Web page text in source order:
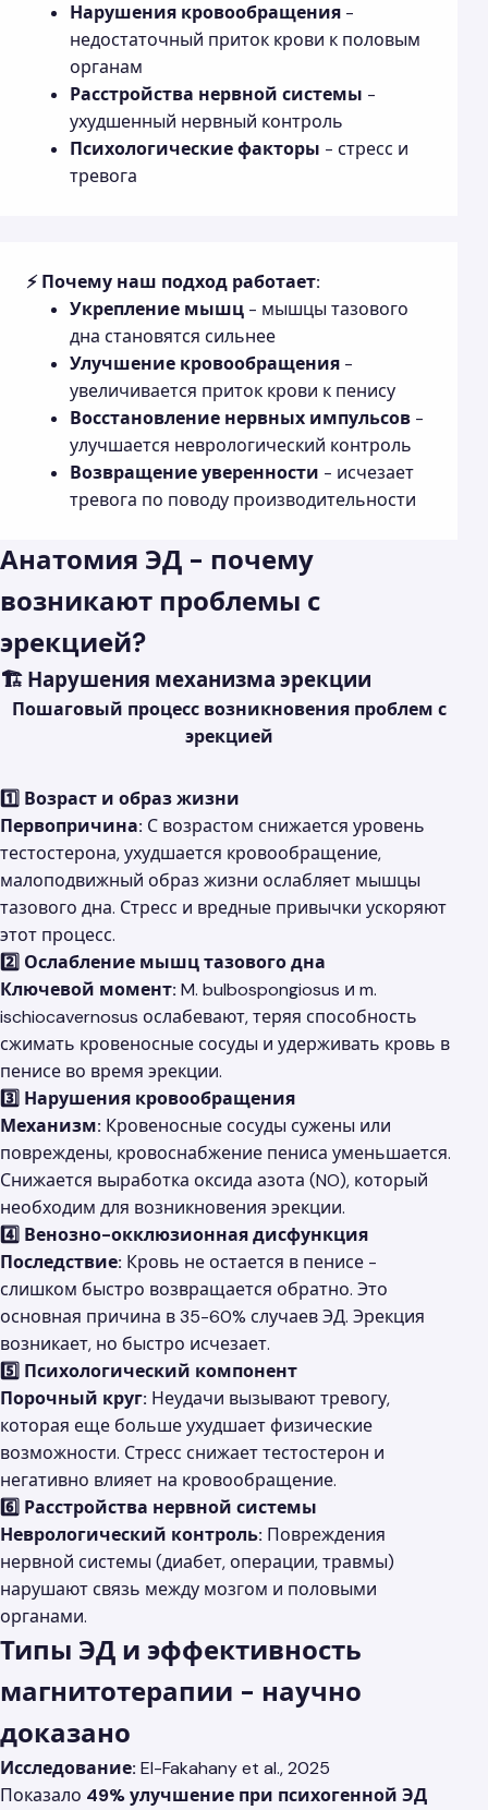
Нарушения кровообращения -
недостаточный приток крови к половым
органам
Расстройства нервной системы -
ухудшенный нервный контроль
Психологические факторы - стресс и
тревога
⚡ Почему наш подход работает:
Укрепление мышц - мышцы тазового
дна становятся сильнее
Улучшение кровообращения -
увеличивается приток крови к пенису
Восстановление нервных импульсов -
улучшается неврологический контроль
Возвращение уверенности - исчезает
тревога по поводу производительности
Анатомия ЭД - почему
возникают проблемы с
эрекцией?
🏗️ Нарушения механизма эрекции
Пошаговый процесс возникновения проблем с
эрекцией
1️⃣ Возраст и образ жизни
Первопричина: С возрастом снижается уровень
тестостерона, ухудшается кровообращение,
малоподвижный образ жизни ослабляет мышцы
тазового дна. Стресс и вредные привычки ускоряют
этот процесс.
2️⃣ Ослабление мышц тазового дна
Ключевой момент: M. bulbospongiosus и m.
ischiocavernosus ослабевают, теряя способность
сжимать кровеносные сосуды и удерживать кровь в
пенисе во время эрекции.
3️⃣ Нарушения кровообращения
Механизм: Кровеносные сосуды сужены или
повреждены, кровоснабжение пениса уменьшается.
Снижается выработка оксида азота (NO), который
необходим для возникновения эрекции.
4️⃣ Венозно-окклюзионная дисфункция
Последствие: Кровь не остается в пенисе -
слишком быстро возвращается обратно. Это
основная причина в 35-60% случаев ЭД. Эрекция
возникает, но быстро исчезает.
5️⃣ Психологический компонент
Порочный круг: Неудачи вызывают тревогу,
которая еще больше ухудшает физические
возможности. Стресс снижает тестостерон и
негативно влияет на кровообращение.
6️⃣ Расстройства нервной системы
Неврологический контроль: Повреждения
нервной системы (диабет, операции, травмы)
нарушают связь между мозгом и половыми
органами.
Типы ЭД и эффективность
магнитотерапии - научно
доказано
Исследование: El-Fakahany et al., 2025
Показало 49% улучшение при психогенной ЭД